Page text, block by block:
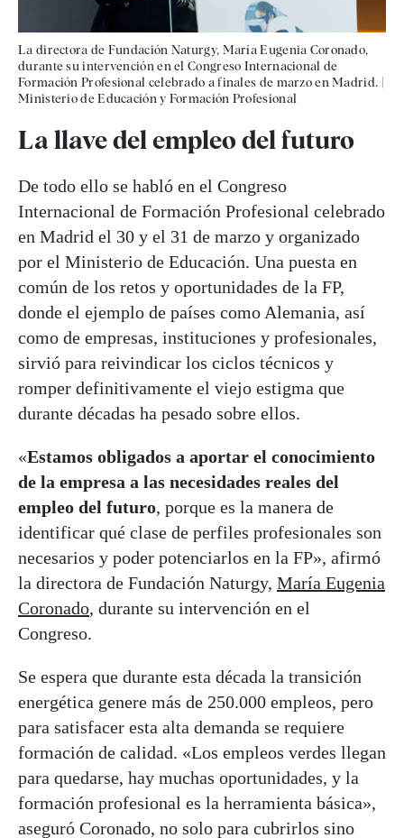
La directora de Fundación Naturgy, María Eugenia Coronado,
durante su intervención en el Congreso Internacional de
Formación Profesional celebrado a finales de marzo en Madrid.
Ministerio de Educación y Formación Profesional
La llave del empleo del futuro
De todo ello se habló en el Congreso
Internacional de Formación Profesional celebrado
en Madrid el 30 y el 31 de marzo y organizado
por el Ministerio de Educación. Una puesta en
común de los retos y oportunidades de la FP,
donde el ejemplo de países como Alemania, así
como de empresas, instituciones y profesionales,
sirvió para reivindicar los ciclos técnicos y
romper definitivamente el viejo estigma que
durante décadas ha pesado sobre ellos.
«Estamos obligados a aportar el conocimiento
de la empresa a las necesidades reales del
empleo del futuro, porque es la manera de
identificar qué clase de perfiles profesionales son
necesarios y poder potenciarlos en la FP», afirmó
la directora de Fundación Naturgy, María Eugenia
Coronado, durante su intervención en el
Congreso.
Se espera que durante esta década la transición
energética genere más de 250.000 empleos, pero
para satisfacer esta alta demanda se requiere
formación de calidad. «Los empleos verdes llegan
para quedarse, hay muchas oportunidades, y la
formación profesional es la herramienta básica»,
aseguró Coronado, no solo para cubrirlos sino